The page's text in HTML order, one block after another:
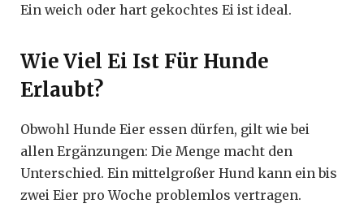
Ein weich oder hart gekochtes Ei ist ideal.
Wie Viel Ei Ist Für Hunde
Erlaubt?
Obwohl Hunde Eier essen dürfen, gilt wie bei
allen Ergänzungen: Die Menge macht den
Unterschied. Ein mittelgroßer Hund kann ein bis
zwei Eier pro Woche problemlos vertragen.